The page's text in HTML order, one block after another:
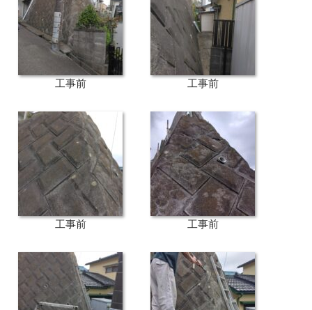
工事前 工事前
工事前 工事前